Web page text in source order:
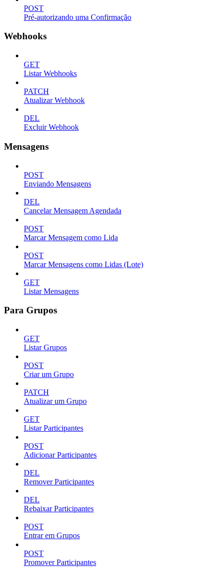
POST
Pré-autorizando uma Confirmação
Webhooks
GET
Listar Webhooks
PATCH
Atualizar Webhook
DEL
Excluir Webhook
Mensagens
POST
Enviando Mensagens
DEL
Cancelar Mensagem Agendada
POST
Marcar Mensagem como Lida
POST
Marcar Mensagens como Lidas (Lote)
GET
Listar Mensagens
Para Grupos
GET
Listar Grupos
POST
Criar um Grupo
PATCH
Atualizar um Grupo
GET
Listar Participantes
POST
Adicionar Participantes
DEL
Remover Participantes
DEL
Rebaixar Participantes
POST
Entrar em Grupos
POST
Promover Participantes